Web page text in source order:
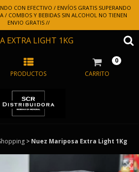
CON EFECTIVO / ENVÍOS GRATIS SUPERANDO
/ COMBOS Y BEBIDAS SIN ALCOHOL NO TIENEN
ENVIO GRATIS //
EXTRA LIGHT 1KG
PRODUCTOS CARRITO
0
> Nuez Mariposa Extra Light 1Kg